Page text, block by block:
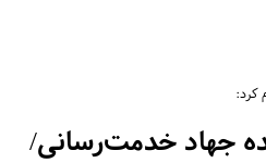
جهاد خدمت‌رسانی/